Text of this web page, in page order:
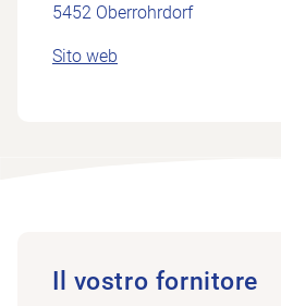
5452 Oberrohrdorf
Sito web
Il vostro fornitore